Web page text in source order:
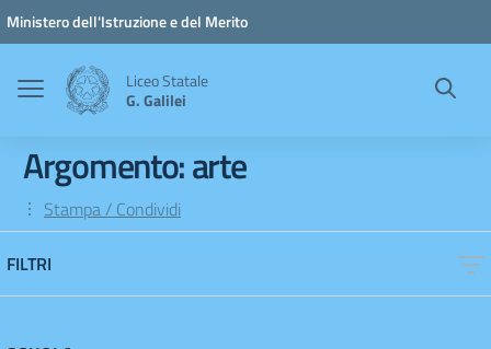
Vai ai contenuti
Vai al menu di navigazione
Vai al footer
Ministero dell'Istruzione e del Merito
Liceo Statale
G. Galilei
Argomento: arte
Stampa / Condividi
FILTRI